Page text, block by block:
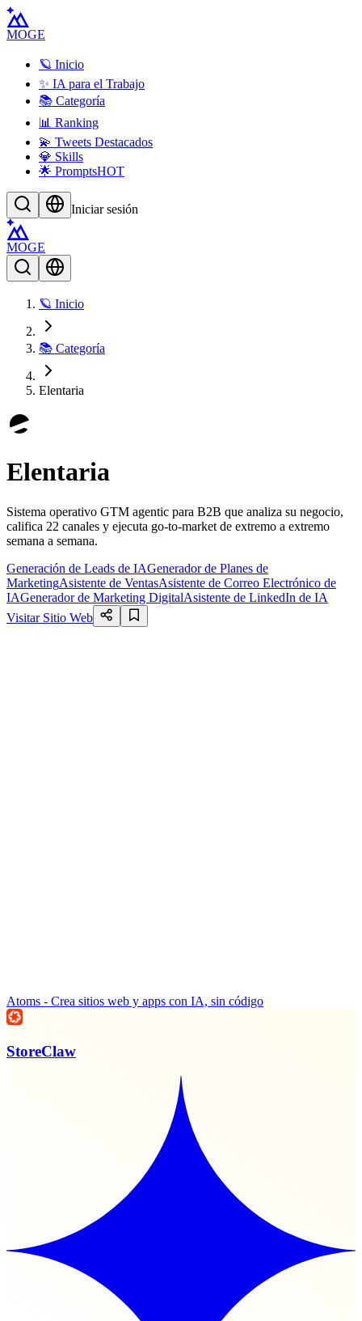
MOGE
🪐 Inicio
✨ IA para el Trabajo
📚 Categoría
📊 Ranking
💫 Tweets Destacados
💎 Skills
🌟 PromptsHOT
Iniciar sesión
MOGE
🪐 Inicio
📚 Categoría
Elentaria
Elentaria
Sistema operativo GTM agentic para B2B que analiza su negocio,
califica 22 canales y ejecuta go-to-market de extremo a extremo
semana a semana.
Generación de Leads de IAGenerador de Planes de
MarketingAsistente de VentasAsistente de Correo Electrónico de
IAGenerador de Marketing DigitalAsistente de LinkedIn de IA
Visitar Sitio Web
Atoms - Crea sitios web y apps con IA, sin código
StoreClaw